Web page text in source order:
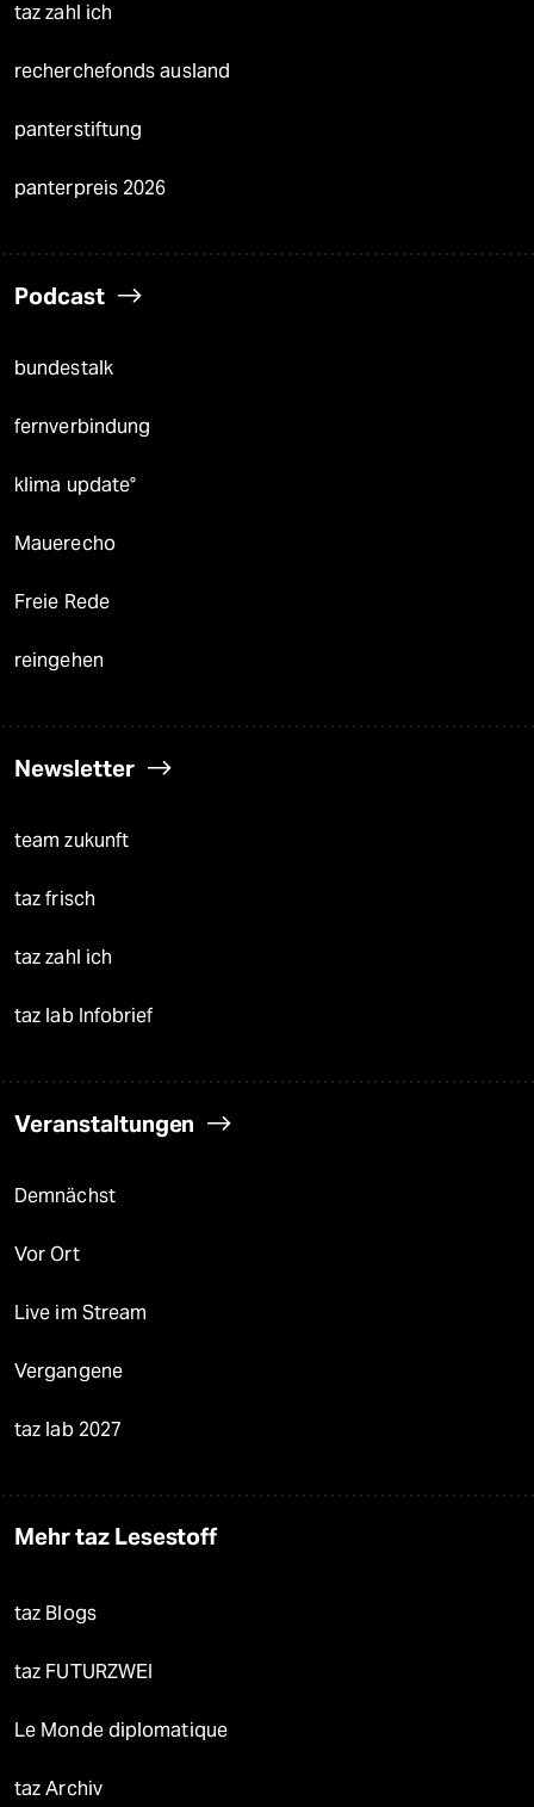
taz zahl ich
recherchefonds ausland
panterstiftung
panterpreis 2026
Podcast
bundestalk
fernverbindung
klima update°
Mauerecho
Freie Rede
reingehen
Newsletter
team zukunft
taz frisch
taz zahl ich
taz lab Infobrief
Veranstaltungen
Demnächst
Vor Ort
Live im Stream
Vergangene
taz lab 2027
Mehr taz Lesestoff
taz Blogs
taz FUTURZWEI
Le Monde diplomatique
taz Archiv